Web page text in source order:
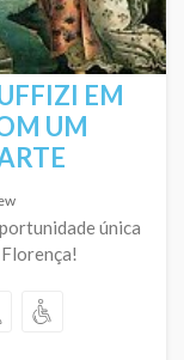
EM
UM
única